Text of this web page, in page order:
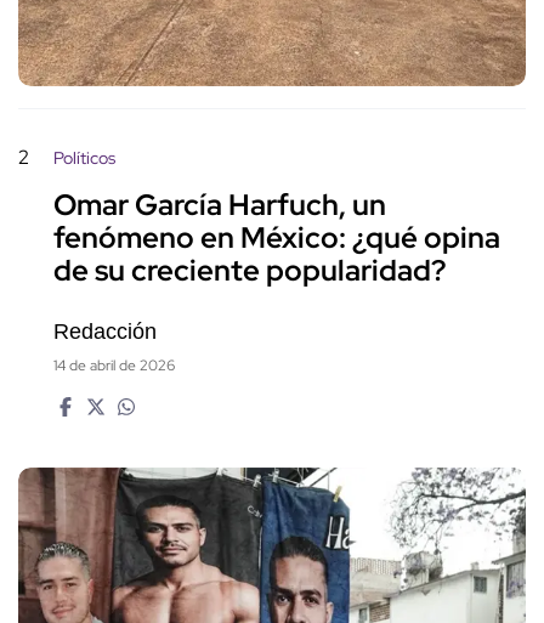
2 Políticos
Omar García Harfuch, un
fenómeno en México: ¿qué opina
de su creciente popularidad?
Redacción
14 de abril de 2026